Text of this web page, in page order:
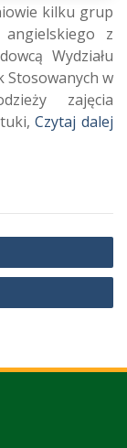
kilku grup
z
Wydziału
Stosowanych w
zajęcia
Czytaj dalej